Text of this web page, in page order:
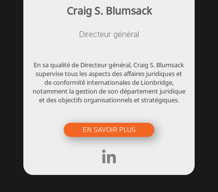
Craig S. Blumsack
Directeur général
En sa qualité de Directeur général, Craig S. Blumsack
supervise tous les aspects des affaires juridiques et
de conformité internationales de Lionbridge,
notamment la gestion de son département juridique
et des objectifs organisationnels et stratégiques.
EN SAVOIR PLUS